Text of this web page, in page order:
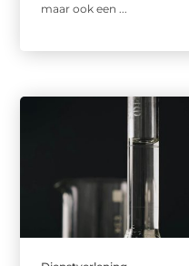
maar ook een ...